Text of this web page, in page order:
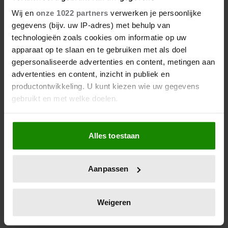
Wij en onze 1022 partners verwerken je persoonlijke
gegevens (bijv. uw IP-adres) met behulp van
technologieën zoals cookies om informatie op uw
apparaat op te slaan en te gebruiken met als doel
gepersonaliseerde advertenties en content, metingen aan
advertenties en content, inzicht in publiek en
productontwikkeling. U kunt kiezen wie uw gegevens
gebruikt en met welke doelen.
Als u het toestaat, willen we ook graag:
Informatie verzamelen over uw geografische
locatie, die tot een paar meter nauwkeurig kan zijn
scannen op specifieke eigenschappen (fingerprinting)
verwerkt en stel uw voorkeuren in het
intrekken in de Cookieverklaring.
Alles toestaan
Aanpassen
Weigeren
MAAKTE OPWACHTING BIJ
GRAND PRIX JAPAN
Prinses Akiko (43) van Japan was dit weekend
aanwezig bij de Grand Prix van Japan in Suzuka. In
haar rol als erepatrone van het evenement had zij de
eer om de winnaarstrofee uit te reiken aan Max
Verstappen (27).